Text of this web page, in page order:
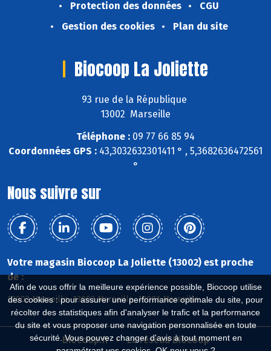
Afin de vous offrir la meilleure expérience possible, Biocoop utilise
des cookies : pour assurer une performance optimale du site, pour
récolter des statistiques afin d'analyser le trafic et la performance
du site et vous proposer une navigation personnalisée en toute
sécurité. Vous pouvez changer d'avis à tout moment en
Protection des données
CGU
Gestion des cookies
Plan du site
Biocoop La Joliette
93 rue de la République
13002 Marseille
Téléphone : 09 77 66 85 94
Coordonnées GPS : 43,3032632301411 ° , 5,3682636472561
°
Nous suivre sur
Votre magasin Biocoop La Joliette (13002) est proche
de :
13003 Marseille, 13002 Marseille, 13001 Marseille
Biocoop.fr Le réseau Biocoop